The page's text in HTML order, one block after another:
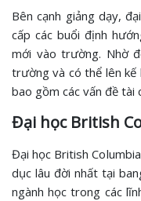
Bên cạnh giảng dạy,
cấp các buổi định
mới vào trường. Nhờ
trường và có thể lên kế
bao gồm các vấn đề tài
Đại học British
Đại học British
dục lâu đời nhất tại
ngành học trong các